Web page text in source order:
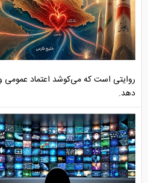
روایتی است که می‌کوشد اعتماد عمومی
دهد.